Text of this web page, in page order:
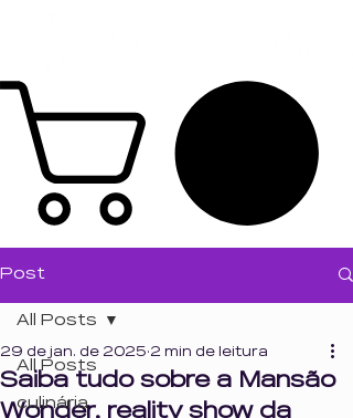
Post
All Posts
culinária
All Posts
Saiba tudo sobre a Mansão
Wonder, reality show da
29 de jan. de 2025 2 min de leitura